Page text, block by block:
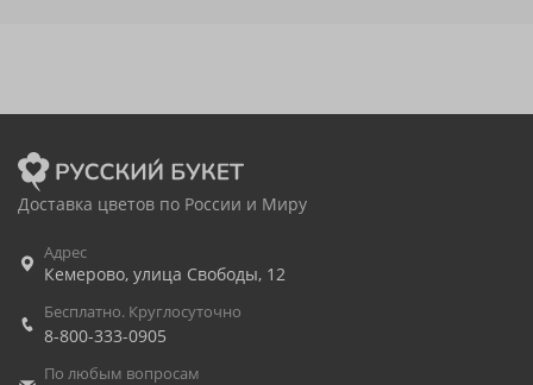
Доставка цветов по России и Миру
Адрес
Кемерово, улица Свободы, 12
Бесплатно. Круглосуточно
8-800-333-0905
По любым вопросам